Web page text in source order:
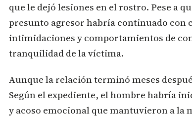
que le dejó lesiones en el rostro. Pese a
presunto agresor habría continuado con
intimidaciones y comportamientos de
tranquilidad de la víctima.
Aunque la relación terminó meses
Según el expediente, el hombre habría
y acoso emocional que mantuvieron a